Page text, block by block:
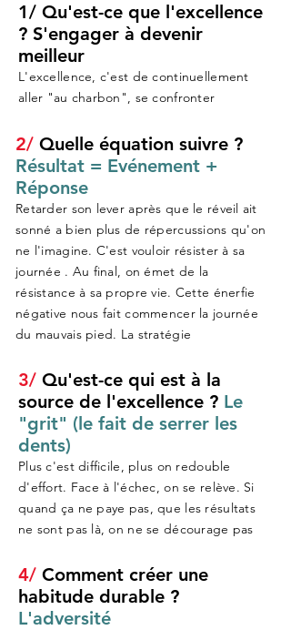
1/ Qu'est-ce que l'excellence
? S'engager à devenir
meilleur
L'excellence, c'est de continuellement
aller "au charbon", se confronter
2/ Quelle équation suivre ?
Résultat = Evénement +
Réponse
Retarder son lever après que le réveil ait
sonné a bien plus de répercussions qu'on
ne l'imagine. C'est vouloir résister à sa
journée . Au final, on émet de la
résistance à sa propre vie. Cette énerfie
négative nous fait commencer la journée
du mauvais pied. La stratégie
3/ Qu'est-ce qui est à la
source de l'excellence ? Le
"grit" (le fait de serrer les
dents)
Plus c'est difficile, plus on redouble
d'effort. Face à l'échec, on se relève. Si
quand ça ne paye pas, que les résultats
ne sont pas là, on ne se décourage pas
4/ Comment créer une
habitude durable ?
L'adversité